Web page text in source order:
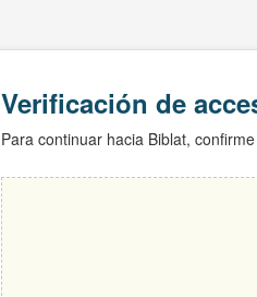
Verificación de
Para continuar hacia Biblat,